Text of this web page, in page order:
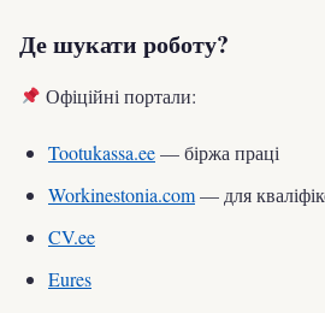
Де шукати роботу?
Офіційні портали:
Tootukassa.ee— біржа праці
Workinestonia.com— для
CV.ee
Eures